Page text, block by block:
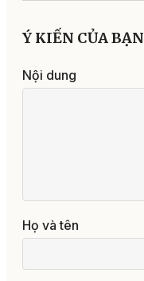
Ý KIẾN CỦA BẠN
Nội dung
Họ và tên